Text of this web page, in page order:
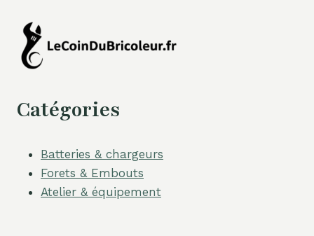
Catégories
Batteries & chargeurs
Forets & Embouts
Atelier & équipement